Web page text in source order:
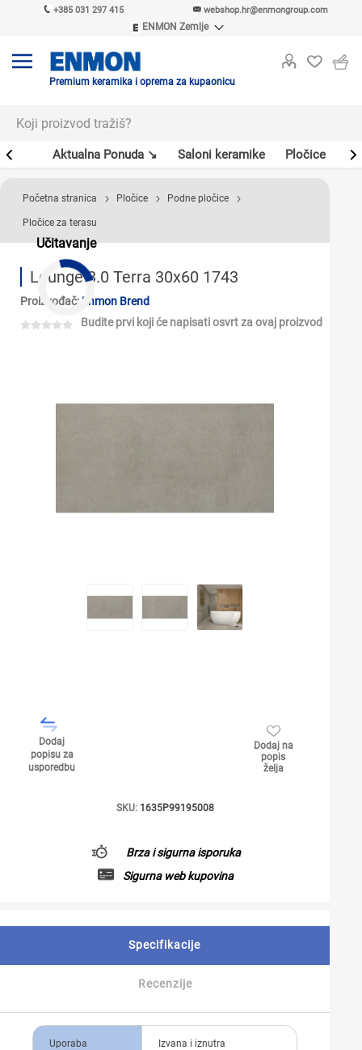
+385 031 297 415 webshop.hr@enmongroup.com
ENMON Zemlje
ENMON MKD
Premium keramika i oprema za kupaonicu
Aktualna Ponuda ↘ Saloni keramike Pločice
Učitavanje
Početna stranica Pločice Podne pločice
Pločice za terasu
Lounge 3.0 Terra 30x60 1743
Proizvođač: Enmon Brend
Budite prvi koji će napisati osvrt za ovaj proizvod
Dodaj
popisu za
usporedbu
Dodaj na
popis
želja
SKU: 1635P99195008
Brza i sigurna isporuka
Sigurna web kupovina
Specifikacije
Recenzije
Uporaba Izvana i iznutra